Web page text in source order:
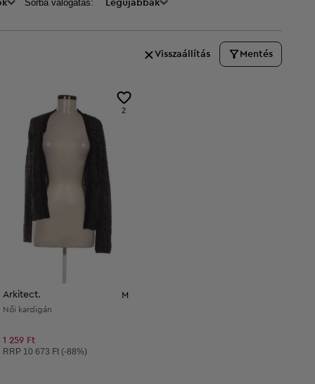
Sorba válogatás: Legújabbak
Visszaállítás Mentés
2
Arkitect. M
Női kardigán
1 259 Ft
Ajánlott ár:
RRP 10 673 Ft (-88%)